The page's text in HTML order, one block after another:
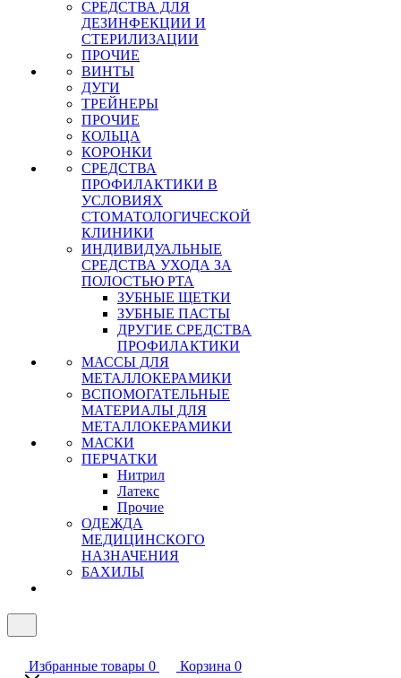
СРЕДСТВА ДЛЯ
ДЕЗИНФЕКЦИИ И
СТЕРИЛИЗАЦИИ
ПРОЧИЕ
ВИНТЫ
ДУГИ
ТРЕЙНЕРЫ
ПРОЧИЕ
КОЛЬЦА
КОРОНКИ
СРЕДСТВА
ПРОФИЛАКТИКИ В
УСЛОВИЯХ
СТОМАТОЛОГИЧЕСКОЙ
КЛИНИКИ
ИНДИВИДУАЛЬНЫЕ
СРЕДСТВА УХОДА ЗА
ПОЛОСТЬЮ РТА
ЗУБНЫЕ ЩЕТКИ
ЗУБНЫЕ ПАСТЫ
ДРУГИЕ СРЕДСТВА
ПРОФИЛАКТИКИ
МАССЫ ДЛЯ
МЕТАЛЛОКЕРАМИКИ
ВСПОМОГАТЕЛЬНЫЕ
МАТЕРИАЛЫ ДЛЯ
МЕТАЛЛОКЕРАМИКИ
МАСКИ
ПЕРЧАТКИ
Нитрил
Латекс
Прочие
ОДЕЖДА
МЕДИЦИНСКОГО
НАЗНАЧЕНИЯ
БАХИЛЫ
Избранные товары 0 Корзина 0